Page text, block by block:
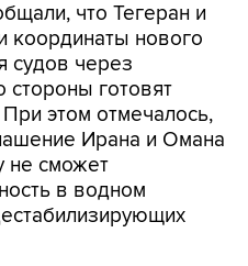
что Тегеран и
координаты нового
судов через
стороны готовят
этом отмечалось,
Ирана и Омана
не сможет
в водном